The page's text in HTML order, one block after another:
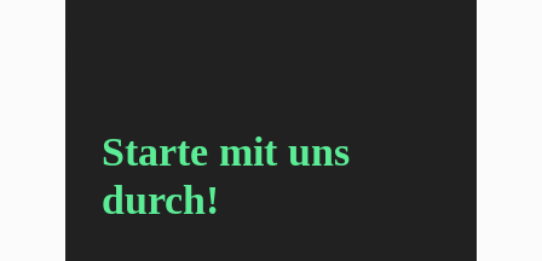
Starte mit uns
durch!